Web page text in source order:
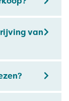
van